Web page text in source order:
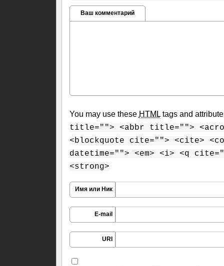
Ваш комментарий
You may use these HTMLtags and
title=""> <abbr title="">
<blockquote cite=""> <cite>
datetime=""> <em> <i> <q
<strong>
Имя или Ник
E-mail
URI